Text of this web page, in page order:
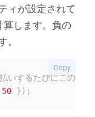
ィが設定されて
します。負の
いするたびにこのイ
50 }) ;
Copy